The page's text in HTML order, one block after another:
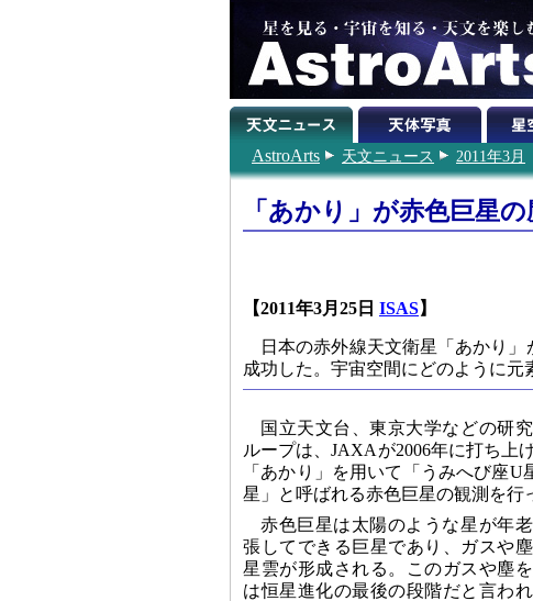
AstroArts 天文ニュース 2011年3月
「あかり」が赤色巨星
【2011年3月25日 ISAS】
日本の赤外線天文衛星「あかり
成功した。宇宙空間にどのように元
国立天文台、東京大学などの研
ループは、JAXAが2006年に打ち上
「あかり」を用いて「うみへび座U
星」と呼ばれる赤色巨星の観測を行
赤色巨星は太陽のような星が年
張してできる巨星であり、ガスや
星雲が形成される。このガスや塵
は恒星進化の最後の段階だと言わ